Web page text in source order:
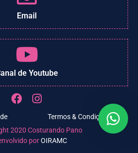
Email
de Youtube
Termos & Condições
2020 Costurando Pano
porOIRAMC